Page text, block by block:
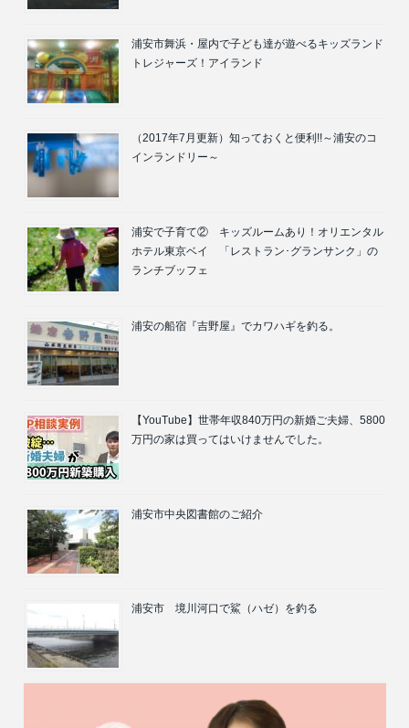
浦安市舞浜・屋内で子ども達が遊べるキッズランド
トレジャーズ！アイランド
（2017年7月更新）知っておくと便利!!～浦安のコ
インランドリー～
浦安で子育て② キッズルームあり！オリエンタル
ホテル東京ベイ 「レストラン･グランサンク」の
ランチブッフェ
浦安の船宿『吉野屋』でカワハギを釣る。
【YouTube】世帯年収840万円の新婚ご夫婦、5800
万円の家は買ってはいけませんでした。
浦安市中央図書館のご紹介
浦安市 境川河口で鯊（ハゼ）を釣る